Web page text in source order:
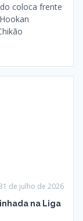
coloca frente
de julho de 2026
na Liga